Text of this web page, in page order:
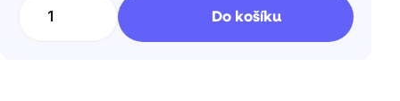
Do košíku